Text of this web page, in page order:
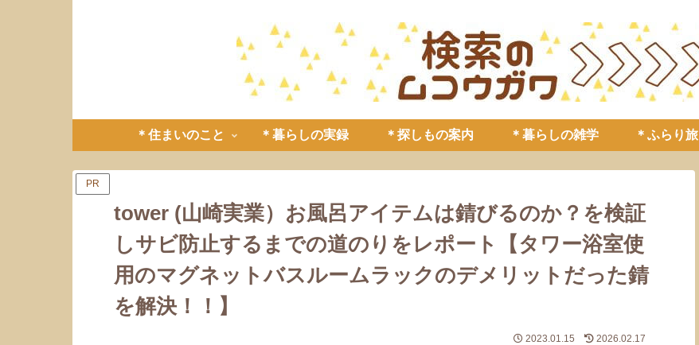
＊住まいのこと ＊暮らしの実録 ＊探しもの案内 ＊暮らしの雑学 ＊ふらり旅
PR
tower (山崎実業）お風呂アイテムは錆びるのか？を検証
しサビ防止するまでの道のりをレポート【タワー浴室使
用のマグネットバスルームラックのデメリットだった錆
を解決！！】
2023.01.15 2026.02.17